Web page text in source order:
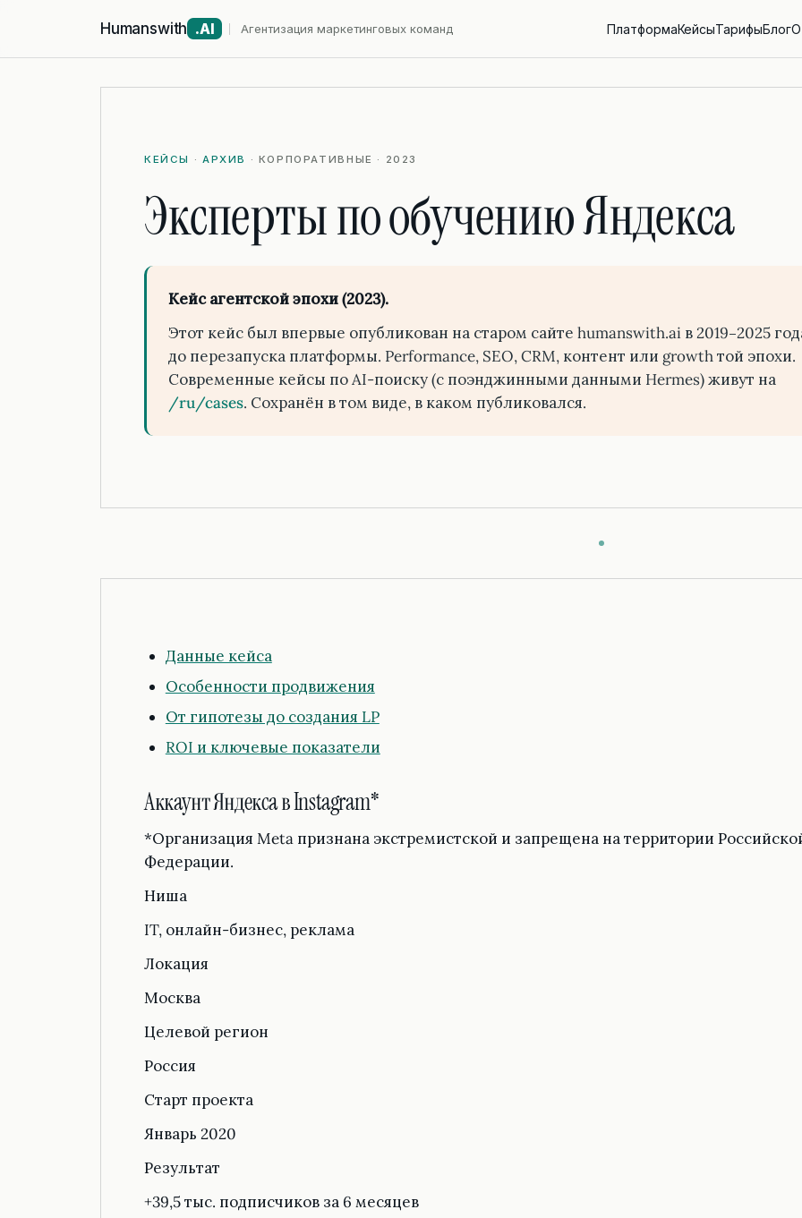
Humanswith .AI Агентизация маркетинговых команд ПлатформаКейсыТарифыБлогО
КЕЙСЫ · АРХИВ · КОРПОРАТИВНЫЕ · 2023
Эксперты по обучению Яндекса
Кейс агентской эпохи (2023).
Этот кейс был впервые опубликован на старом сайте humanswith.ai в 2019–2025
до перезапуска платформы. Performance, SEO, CRM, контент или growth той эпохи.
Современные кейсы по AI-поиску (с поэнджинными данными Hermes) живут на
/ru/cases. Сохранён в том виде, в каком публиковался.
Данные кейса
Особенности продвижения
От гипотезы до создания LP
ROI и ключевые показатели
Аккаунт Яндекса в Instagram*
*Организация Meta признана экстремистской и запрещена на территории
Федерации.
Ниша
IT, онлайн-бизнес, реклама
Локация
Москва
Целевой регион
Россия
Старт проекта
Январь 2020
Результат
+39,5 тыс. подписчиков за 6 месяцев